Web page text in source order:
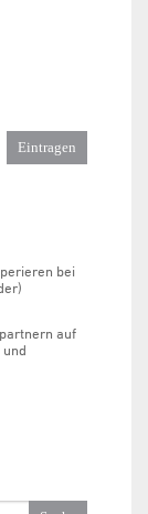
bei
auf